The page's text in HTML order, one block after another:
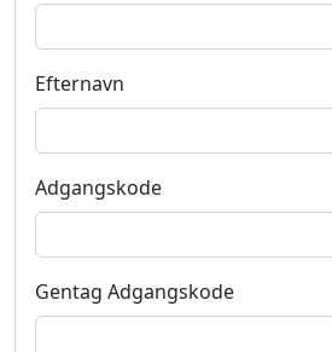
Efternavn
Adgangskode
Gentag Adgangskode